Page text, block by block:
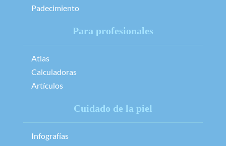
Padecimiento
Para profesionales
Atlas
Calculadoras
Artículos
Cuidado de la piel
Infografías